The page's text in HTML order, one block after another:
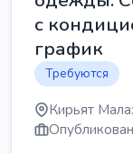
с
график
Требуются
Кирьят